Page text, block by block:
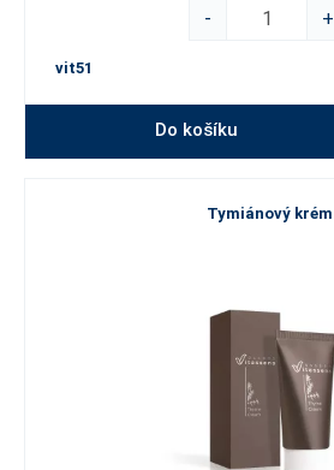
- +
vit51
Do košíku
Tymiánový krém